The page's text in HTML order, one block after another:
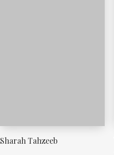
Sharah Tahzeeb